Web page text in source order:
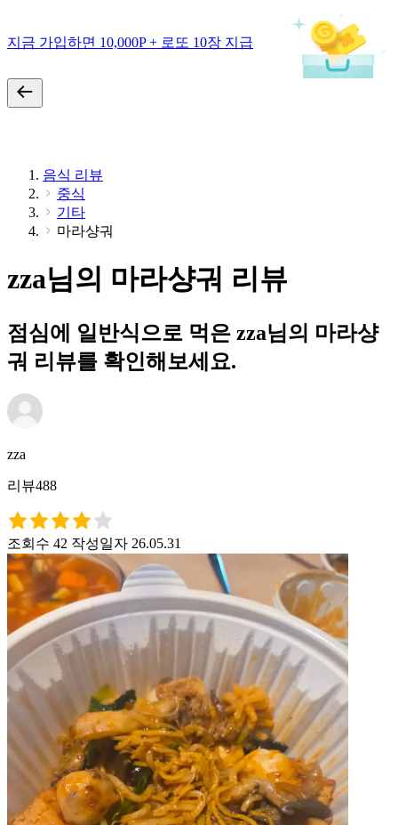
지금 가입하면 10,000P + 로또 10장 지급
음식 리뷰
중식
기타
마라샹궈
zza님의 마라샹궈 리뷰
점심에 일반식으로 먹은 zza님의 마라샹
궈 리뷰를 확인해보세요.
zza
리뷰488
조회수 42 작성일자 26.05.31